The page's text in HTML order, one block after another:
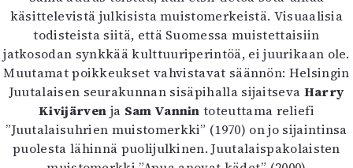
käsittelevistä julkisista muistomerkeistä. Visuaalisia
todisteista siitä, että Suomessa muistettaisiin
jatkosodan synkkää kulttuuriperintöä, ei juurikaan ole.
Muutamat poikkeukset vahvistavat säännön: Helsingin
Juutalaisen seurakunnan sisäpihalla sijaitseva Harry
Kivijärven ja Sam Vannin toteuttama reliefi
”Juutalaisuhrien muistomerkki” (1970) on jo sijaintinsa
puolesta lähinnä puolijulkinen. Juutalaispakolaisten